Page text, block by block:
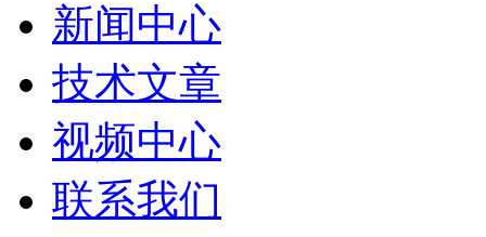
新闻中心
技术文章
视频中心
联系我们